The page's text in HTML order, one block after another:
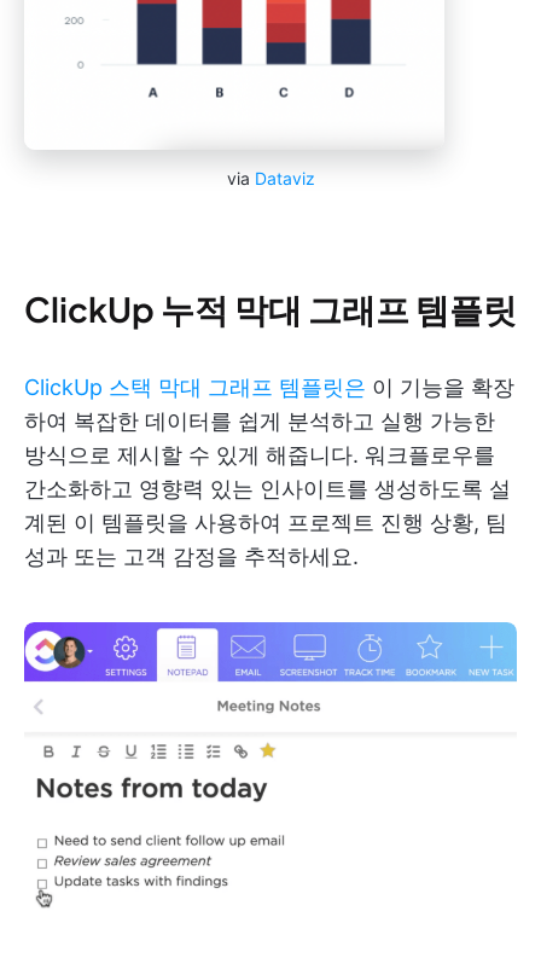
via Dataviz
ClickUp 누적 막대 그래프 템플릿
ClickUp 스택 막대 그래프 템플릿은 이 기능을 확장
하여 복잡한 데이터를 쉽게 분석하고 실행 가능한
방식으로 제시할 수 있게 해줍니다. 워크플로우를
간소화하고 영향력 있는 인사이트를 생성하도록 설
계된 이 템플릿을 사용하여 프로젝트 진행 상황, 팀
성과 또는 고객 감정을 추적하세요.